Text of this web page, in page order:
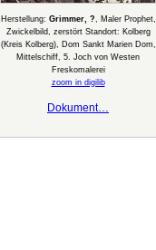
Herstellung: Grimmer, ?, Maler Prophet,
Zwickelbild, zerstört Standort: Kolberg
(Kreis Kolberg), Dom Sankt Marien Dom,
Mittelschiff, 5. Joch von Westen
Freskomalerei
zoom in digilib
Dokument…